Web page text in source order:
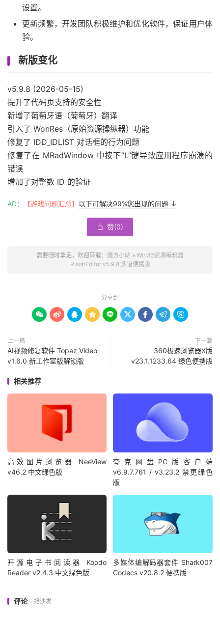
设置。
更新频繁，开发团队积极维护和优化软件，保证用户体
验。
新版变化
v5.9.8 (2026-05-15)
提升了代码页支持的安全性
新增了葡萄牙语（葡萄牙）翻译
引入了 WonRes（原始资源操纵器）功能
修复了 IDD_IDLIST 对话框的行为问题
修复了在 MRadWindow 中按下“L”键导致应用程序崩溃的
错误
增加了对整数 ID 的验证
AD： 【游戏问题汇总】 以下可解决99%您出现的问题 ↓
 赞(0)
需要随时拿走，欢迎转载： 魔方小站 » Win32资源编辑器
RisohEditor v5.9.8 多语便携版
分享到
        
上一篇
AI视频修复软件 Topaz Video
v1.6.0 新工作室版解锁版
下一篇
360极速浏览器X版
v23.1.1233.64 绿色便携版
相关推荐
高效图片浏览器 NeeView
v46.2 中文绿色版
夸克网盘PC版客户端
v6.9.7.761 / v3.23.2 禁更绿色
版
开源电子书阅读器 Koodo
Reader v2.4.3 中文绿色版
多媒体编解码器套件 Shark007
Codecs v20.8.2 便携版
评论 抢沙发